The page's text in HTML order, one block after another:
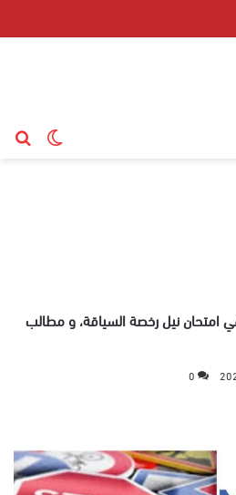
نيل رخصة السياقة، و مطالب
0